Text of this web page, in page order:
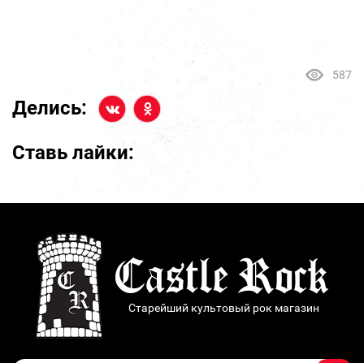
587
Делись:
Ставь лайки:
Старейший культовый рок магазин